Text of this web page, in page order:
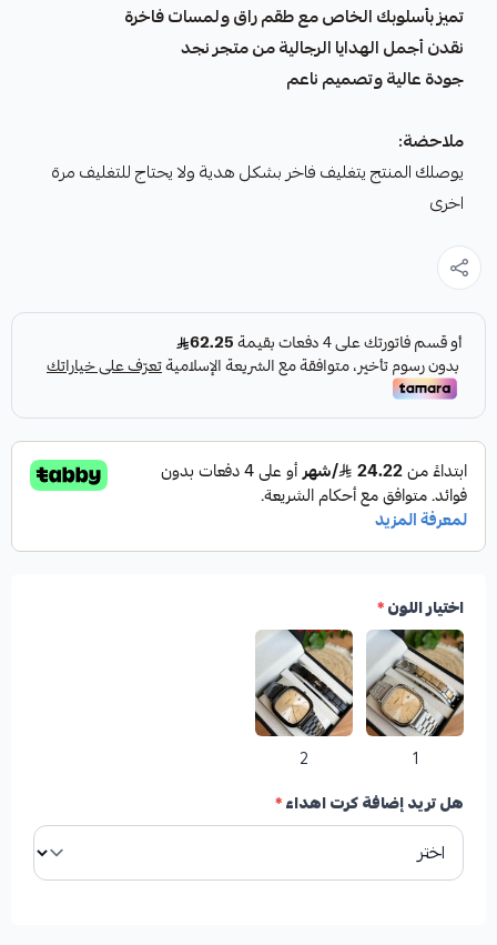
تميز بأسلوبك الخاص مع طقم راق ولمسات فاخرة
نقدن أجمل الهدايا الرجالية من متجر نجد
جودة عالية وتصميم ناعم
ملاحضة:
يوصلك المنتج يتغليف فاخر بشكل هدية ولا يحتاج للتغليف مرة
اخرى
اختيار اللون*
1
2
هل تريد إضافة كرت اهداء*